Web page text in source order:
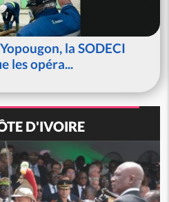
la SODECI
les opéra...
D'IVOIRE